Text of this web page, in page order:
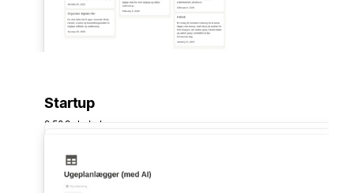
Startup
2.509 skabeloner